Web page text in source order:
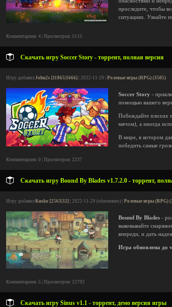
проследите, чтобы
ситуациях. Узнайте
Комментариев: 4 | Просмотров: 5115
Скачать игру Soccer Story - торрент, полная версия
Игру добавил John2s [11865|1666] | 2022-11-29 | Ролевые игры (RPG) (3505)
Soccer Story -
помощью вашего
Побеждайте плохих
мячом), а иногда
В мире, в котором
победить самые
Комментариев: 0 | Просмотров: 2237
Скачать игру Bound By Blades v1.7.2.0 - торрент,
Игру добавил Kusko [2563|32] | 2022-11-29 (обновлено) | Ролевые игры (RPG)
Bound By Blades -
выковывайте
впереди, и дать
Игра обновлена до
Комментариев: 5 | Просмотров: 12792
Скачать игру Sinus v1.1 - торрент, демо версия игры